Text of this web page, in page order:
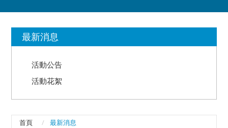
最新消息
活動公告
活動花絮
首頁 最新消息